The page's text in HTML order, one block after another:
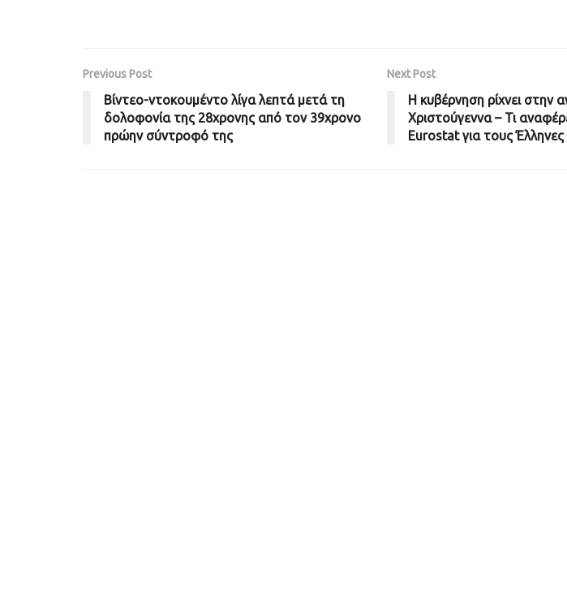
Previous Post
Βίντεο-ντοκουμέντο λίγα λεπτά μετά τη
δολοφονία της 28χρονης από τον 39χρονο
πρώην σύντροφό της
Next Post
Η κυβέρνηση ρίχνει στην
Χριστούγεννα – Τι
Eurostat για τους